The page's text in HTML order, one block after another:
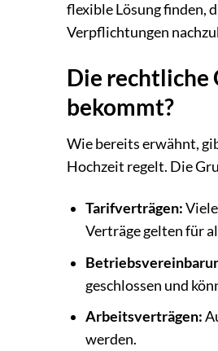
flexible Lösung finden,
Verpflichtungen
Die rechtliche
bekommt?
Wie bereits erwähnt,
Hochzeit regelt. Die
Tarifverträgen:
Verträge gelten für
geschlossen und
Arbeitsverträgen:
werden.